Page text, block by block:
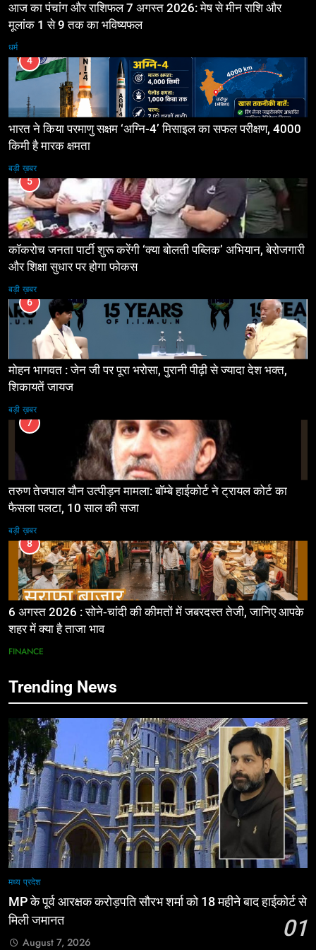
आज का पंचांग और राशिफल 7 अगस्त 2026: मेष से मीन राशि और
मूलांक 1 से 9 तक का भविष्यफल
धर्म
4
भारत ने किया परमाणु सक्षम ‘अग्नि-4’ मिसाइल का सफल परीक्षण, 4000
किमी है मारक क्षमता
बड़ी ख़बर
5
कॉकरोच जनता पार्टी शुरू करेंगी ‘क्या बोलती पब्लिक’ अभियान, बेरोजगारी
और शिक्षा सुधार पर होगा फोकस
बड़ी ख़बर
6
मोहन भागवत : जेन जी पर पूरा भरोसा, पुरानी पीढ़ी से ज्यादा देश भक्त,
शिकायतें जायज
बड़ी ख़बर
7
तरुण तेजपाल यौन उत्पीड़न मामला: बॉम्बे हाईकोर्ट ने ट्रायल कोर्ट का
फैसला पलटा, 10 साल की सजा
बड़ी ख़बर
8
6 अगस्त 2026 : सोने-चांदी की कीमतों में जबरदस्त तेजी, जानिए आपके
शहर में क्या है ताजा भाव
FINANCE
Trending News
मध्य प्रदेश
MP के पूर्व आरक्षक करोड़पति सौरभ शर्मा को 18 महीने बाद हाईकोर्ट से
मिली जमानत
01
August 7, 2026